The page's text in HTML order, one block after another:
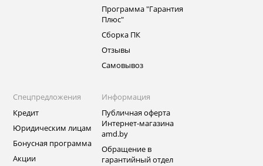
Программа "Гарантия
Плюс"
Сборка ПК
Отзывы
Самовывоз
Спецпредложения
Кредит
Юридическим лицам
Бонусная программа
Акции
Информация
Публичная оферта
Интернет-магазина
amd.by
Обращение в
гарантийный отдел